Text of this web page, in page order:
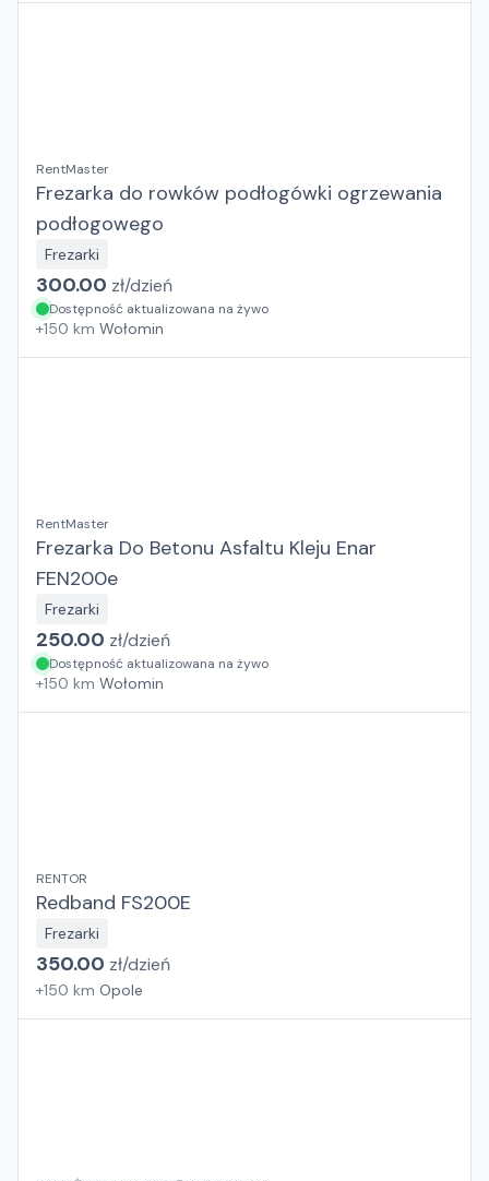
RentMaster
Frezarka do rowków podłogówki ogrzewania
podłogowego
Frezarki
300.00 zł/dzień
Dostępność aktualizowana na żywo
+150 km Wołomin
RentMaster
Frezarka Do Betonu Asfaltu Kleju Enar
FEN200e
Frezarki
250.00 zł/dzień
Dostępność aktualizowana na żywo
+150 km Wołomin
RENTOR
Redband FS200E
Frezarki
350.00 zł/dzień
+150 km Opole